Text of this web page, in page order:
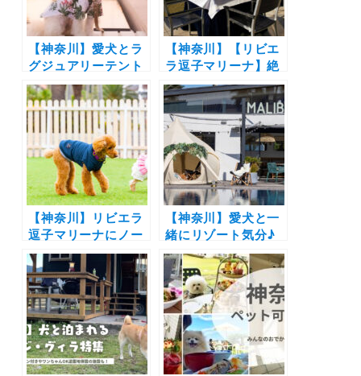
【神奈川】愛犬とラ
グジュアリーテント
でグランピング！マ
リブファーム 逗子マ
リーナで期間限定
『カマクラテラス』
がオープン（2021年
9月17日予約開始）
【神奈川】【リビエ
ラ逗子マリーナ】絶
景テラス席に愛犬も
同伴OKの「こたつ
席」が登場！江ノ島
や富士山を眺めなが
らイタリアンを愛犬
と楽しもう♪
【神奈川】リビエラ
逗子マリーナにノー
リードで楽しめるド
ッグスペースが新
設！マリブファーム
食事後やホテル宿泊
者は入場無料｜5月
13日グランドオープ
ン
【神奈川】愛犬と一
緒にリゾート気分♪
リビエラ逗子マリー
ナ内の「マリブファ
ーム」で今年もグラ
ンピングレストラン
「カマクラテラス」
を期間限定オープ
ン！